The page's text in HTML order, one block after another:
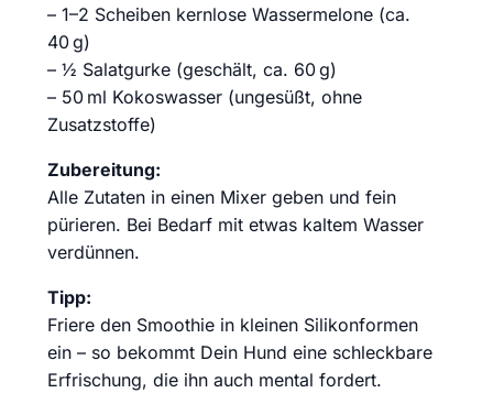
– 1–2 Scheiben kernlose Wassermelone (ca.
40 g)
– ½ Salatgurke (geschält, ca. 60 g)
– 50 ml Kokoswasser (ungesüßt, ohne
Zusatzstoffe)
Zubereitung:
Alle Zutaten in einen Mixer geben und fein
pürieren. Bei Bedarf mit etwas kaltem Wasser
verdünnen.
Tipp:
Friere den Smoothie in kleinen Silikonformen
ein – so bekommt Dein Hund eine schleckbare
Erfrischung, die ihn auch mental fordert.